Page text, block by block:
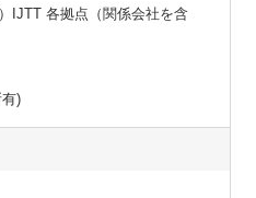
IJTT 各拠点（関係会社を含
)